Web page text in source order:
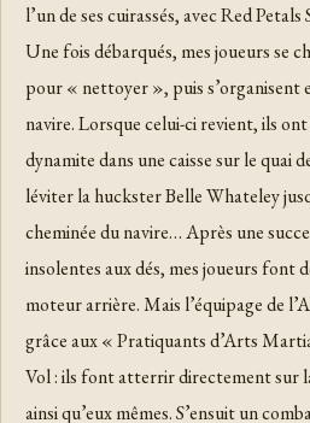
l’un de ses cuirassés, avec Red
Une fois débarqués, mes joueurs se
pour « nettoyer », puis
navire. Lorsque celui-ci revient, ils
dynamite dans une caisse sur le quai
léviter la huckster Belle Whateley
cheminée du navire… Après une
insolentes aux dés, mes joueurs font
moteur arrière. Mais l’équipage de
grâce aux « Pratiquants d’Arts
Vol : ils font atterrir directement sur
ainsi qu’eux mêmes. S’ensuit un